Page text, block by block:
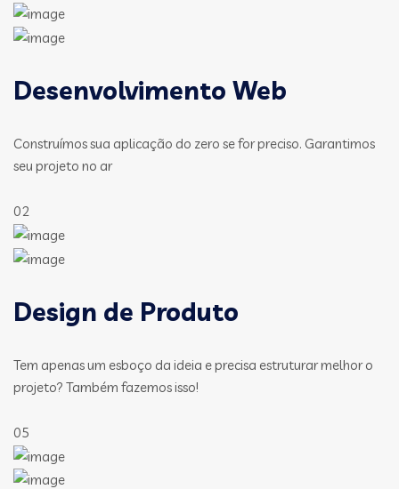
Desenvolvimento Web
Construímos sua aplicação do zero se for preciso. Garantimos
seu projeto no ar
02
Design de Produto
Tem apenas um esboço da ideia e precisa estruturar melhor o
projeto? Também fazemos isso!
05